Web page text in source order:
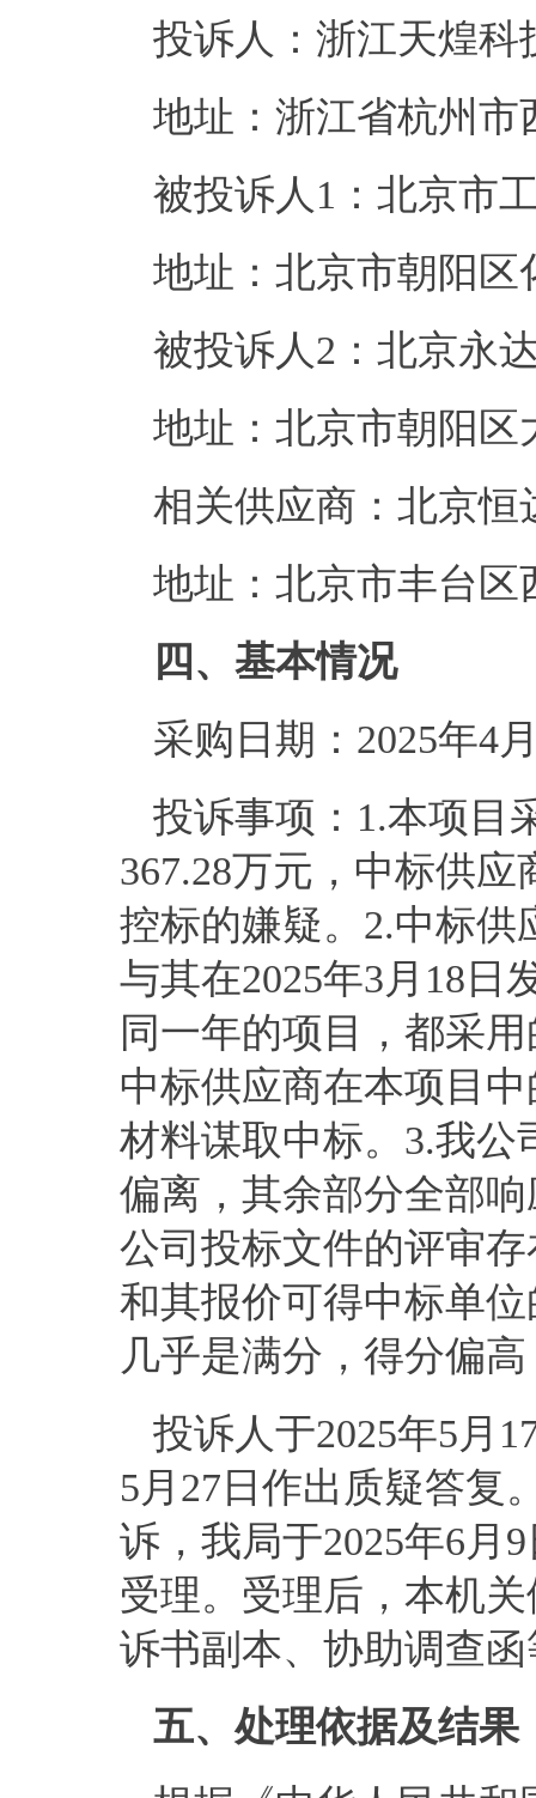
投诉人： 浙江天煌科
地址：浙江省杭州市
被投诉人 1： 北京市
地址：北京市朝阳区
被投诉人 2：北京永
地址：北京市朝阳区
相关供应商：北京
地址：北京市丰台区
四 、基本情况
采购日期： 2025年4
投诉事项： 1.本项目
367.28万元，中标供
控标的嫌疑。2.中标
与其在2025年3月18日
同一年的项目，都采
中标供应商在本项目
材料谋取中标。3.我
偏离，其余部分全部
公司投标文件的评审
和其报价可得中标单
几乎是满分，得分偏
投诉人于2025年5月
5月 27 日作出质疑答复
诉，我局于2025年6月 9
受理。 受理后， 本机关
诉书副本、协助调查函
五、处理依据及结果